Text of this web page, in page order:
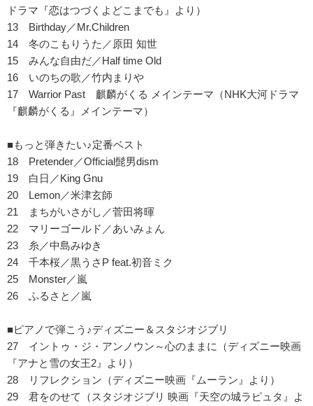
ドラマ『恋はつづくよどこまでも』より）
13 Birthday／Mr.Children
14 冬のこもりうた／原田 知世
15 みんな自由だ／Half time Old
16 いのちの歌／竹内まりや
17 Warrior Past 麒麟がくる メインテーマ（NHK大河ドラマ
『麒麟がくる』メインテーマ）
■もっと弾きたい♪定番ベスト
18 Pretender／Official髭男dism
19 白日／King Gnu
20 Lemon／米津玄師
21 まちがいさがし／菅田将暉
22 マリーゴールド／あいみょん
23 糸／中島みゆき
24 千本桜／黒うさP feat.初音ミク
25 Monster／嵐
26 ふるさと／嵐
■ピアノで弾こう♪ディズニー＆スタジオジブリ
27 イントゥ・ジ・アンノウン～心のままに（ディズニー映画
『アナと雪の女王2』より）
28 リフレクション（ディズニー映画『ムーラン』より）
29 君をのせて（スタジオジブリ 映画『天空の城ラピュタ』よ